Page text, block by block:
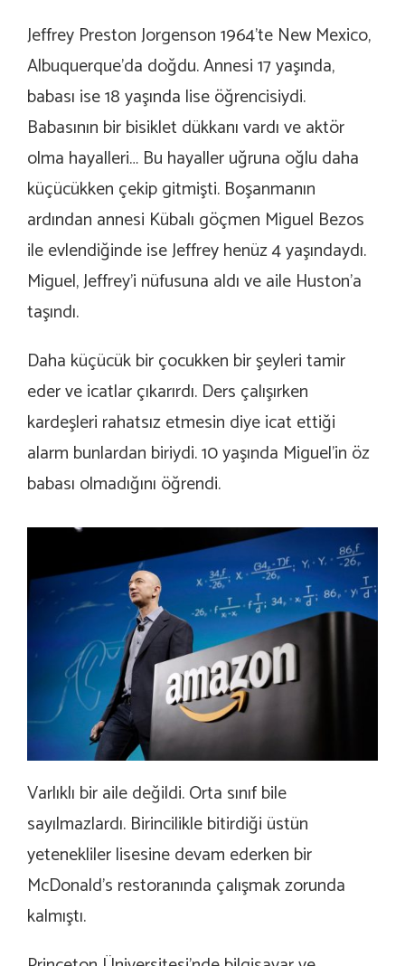
Jeffrey Preston Jorgenson 1964’te New Mexico,
Albuquerque’da doğdu. Annesi 17 yaşında,
babası ise 18 yaşında lise öğrencisiydi.
Babasının bir bisiklet dükkanı vardı ve aktör
olma hayalleri… Bu hayaller uğruna oğlu daha
küçücükken çekip gitmişti. Boşanmanın
ardından annesi Kübalı göçmen Miguel Bezos
ile evlendiğinde ise Jeffrey henüz 4 yaşındaydı.
Miguel, Jeffrey’i nüfusuna aldı ve aile Huston’a
taşındı.
Daha küçücük bir çocukken bir şeyleri tamir
eder ve icatlar çıkarırdı. Ders çalışırken
kardeşleri rahatsız etmesin diye icat ettiği
alarm bunlardan biriydi. 10 yaşında Miguel’in öz
babası olmadığını öğrendi.
Varlıklı bir aile değildi. Orta sınıf bile
sayılmazlardı. Birincilikle bitirdiği üstün
yetenekliler lisesine devam ederken bir
McDonald’s restoranında çalışmak zorunda
kalmıştı.